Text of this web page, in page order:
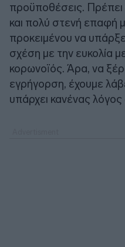
προϋποθέσεις.
και πολύ στενή επαφή
προκειμένου να
σχέση με την ευκολία
κορωνοϊός. Άρα, να
εγρήγορση, έχουμε
υπάρχει κανένας